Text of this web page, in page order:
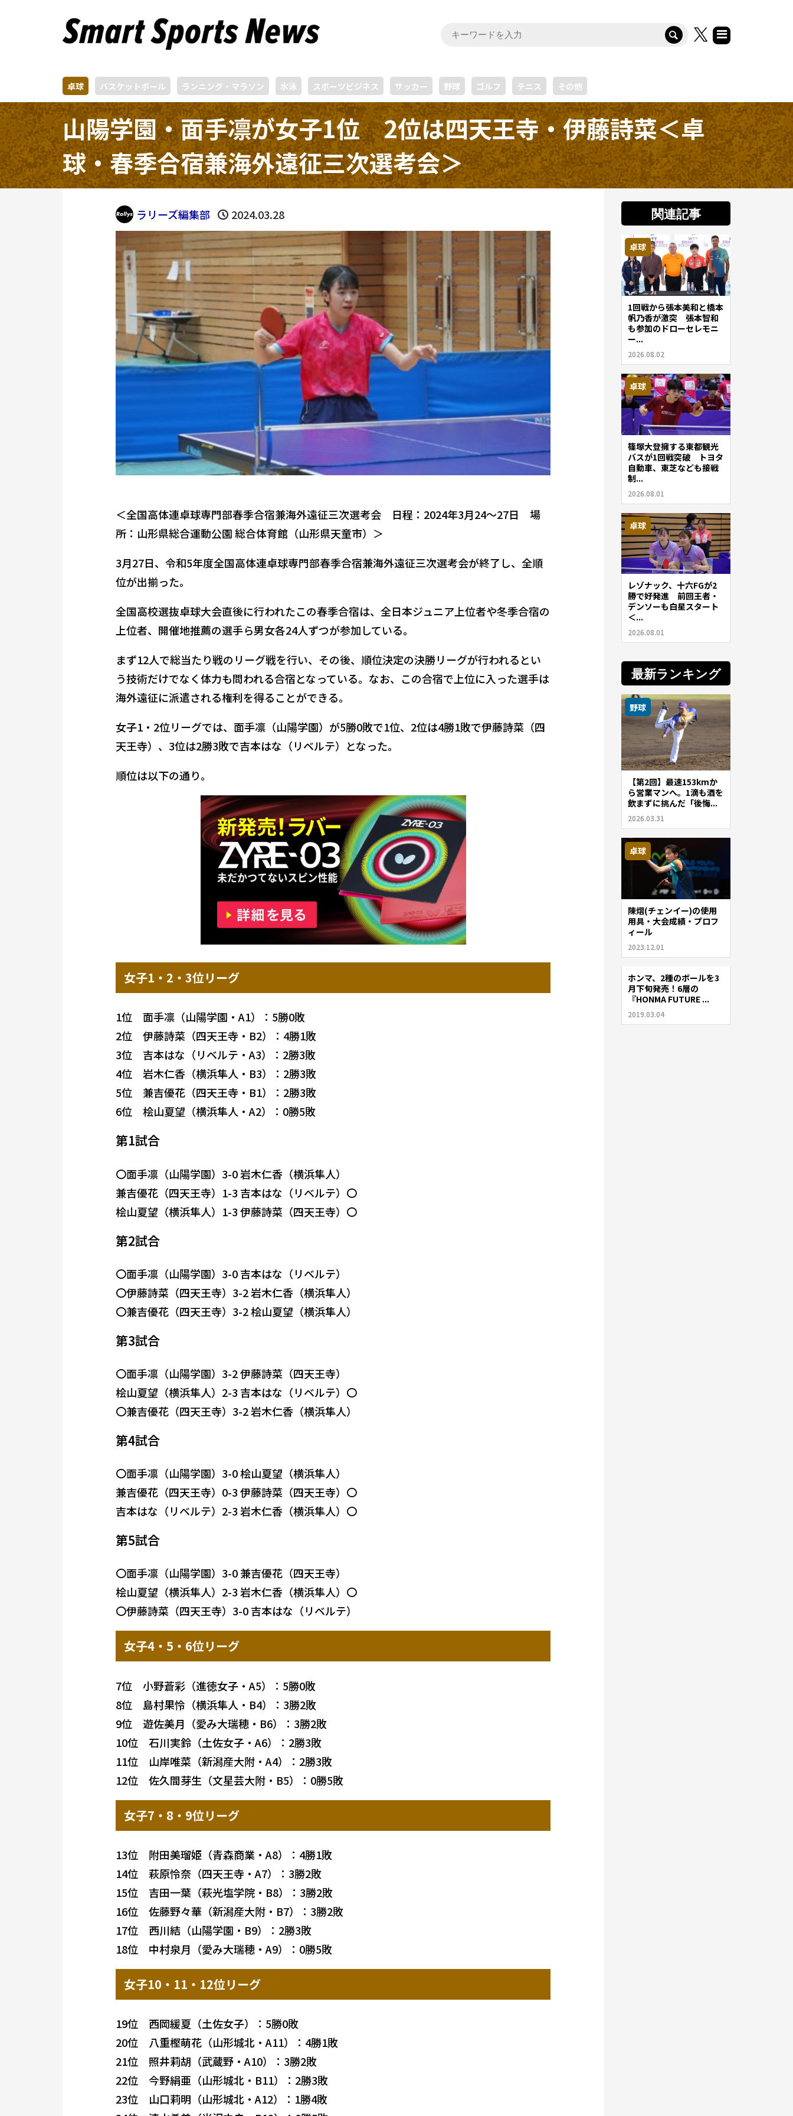
卓球 バスケットボール ランニング・マラソン 水泳 スポーツビジネス サッカー 野球 ゴルフ テニス その他
山陽学園・面手凛が女子1位 2位は四天王寺・伊藤詩菜＜卓
球・春季合宿兼海外遠征三次選考会＞
ラリーズ編集部 2024.03.28
＜全国高体連卓球専門部春季合宿兼海外遠征三次選考会 日程：2024年3月24～27日 場
所：山形県総合運動公園 総合体育館（山形県天童市）＞
3月27日、令和5年度全国高体連卓球専門部春季合宿兼海外遠征三次選考会が終了し、全順
位が出揃った。
全国高校選抜卓球大会直後に行われたこの春季合宿は、全日本ジュニア上位者や冬季合宿の
上位者、開催地推薦の選手ら男女各24人ずつが参加している。
まず12人で総当たり戦のリーグ戦を行い、その後、順位決定の決勝リーグが行われるとい
う技術だけでなく体力も問われる合宿となっている。なお、この合宿で上位に入った選手は
海外遠征に派遣される権利を得ることができる。
女子1・2位リーグでは、面手凛（山陽学園）が5勝0敗で1位、2位は4勝1敗で伊藤詩菜（四
天王寺）、3位は2勝3敗で吉本はな（リベルテ）となった。
順位は以下の通り。
女子1・2・3位リーグ
1位 面手凛（山陽学園・A1）：5勝0敗
2位 伊藤詩菜（四天王寺・B2）：4勝1敗
3位 吉本はな（リベルテ・A3）：2勝3敗
4位 岩木仁香（横浜隼人・B3）：2勝3敗
5位 兼吉優花（四天王寺・B1）：2勝3敗
6位 桧山夏望（横浜隼人・A2）：0勝5敗
第1試合
〇面手凛（山陽学園）3-0 岩木仁香（横浜隼人）
兼吉優花（四天王寺）1-3 吉本はな（リベルテ）〇
桧山夏望（横浜隼人）1-3 伊藤詩菜（四天王寺）〇
第2試合
〇面手凛（山陽学園）3-0 吉本はな（リベルテ）
〇伊藤詩菜（四天王寺）3-2 岩木仁香（横浜隼人）
〇兼吉優花（四天王寺）3-2 桧山夏望（横浜隼人）
第3試合
〇面手凛（山陽学園）3-2 伊藤詩菜（四天王寺）
桧山夏望（横浜隼人）2-3 吉本はな（リベルテ）〇
〇兼吉優花（四天王寺）3-2 岩木仁香（横浜隼人）
第4試合
〇面手凛（山陽学園）3-0 桧山夏望（横浜隼人）
兼吉優花（四天王寺）0-3 伊藤詩菜（四天王寺）〇
吉本はな（リベルテ）2-3 岩木仁香（横浜隼人）〇
第5試合
〇面手凛（山陽学園）3-0 兼吉優花（四天王寺）
桧山夏望（横浜隼人）2-3 岩木仁香（横浜隼人）〇
〇伊藤詩菜（四天王寺）3-0 吉本はな（リベルテ）
女子4・5・6位リーグ
7位 小野蒼彩（進徳女子・A5）：5勝0敗
8位 島村果怜（横浜隼人・B4）：3勝2敗
9位 遊佐美月（愛み大瑞穂・B6）：3勝2敗
10位 石川実鈴（土佐女子・A6）：2勝3敗
11位 山岸唯菜（新潟産大附・A4）：2勝3敗
12位 佐久間芽生（文星芸大附・B5）：0勝5敗
女子7・8・9位リーグ
13位 附田美瑠姫（青森商業・A8）：4勝1敗
14位 萩原怜奈（四天王寺・A7）：3勝2敗
15位 吉田一葉（萩光塩学院・B8）：3勝2敗
16位 佐藤野々華（新潟産大附・B7）：3勝2敗
17位 西川結（山陽学園・B9）：2勝3敗
18位 中村泉月（愛み大瑞穂・A9）：0勝5敗
女子10・11・12位リーグ
19位 西岡緩夏（土佐女子）：5勝0敗
20位 八重樫萌花（山形城北・A11）：4勝1敗
21位 照井莉胡（武蔵野・A10）：3勝2敗
22位 今野絹亜（山形城北・B11）：2勝3敗
23位 山口莉明（山形城北・A12）：1勝4敗
関連記事
卓球
1回戦から張本美和と橋本
帆乃香が激突 張本智和
も参加のドローセレモニ
ー...
2026.08.02
卓球
篠塚大登擁する東都観光
バスが1回戦突破 トヨタ
自動車、東芝なども接戦
制...
2026.08.01
卓球
レゾナック、十六FGが2
勝で好発進 前回王者・
デンソーも白星スタート
＜...
2026.08.01
最新ランキング
野球
【第2回】最速153kmか
ら営業マンへ。1滴も酒を
飲まずに挑んだ「後悔...
2026.03.31
卓球
陳熠(チェンイー)の使用
用具・大会成績・プロフ
ィール
2023.12.01
ゴルフ
ホンマ、2種のボールを3
月下旬発売！6層の
『HONMA FUTURE ...
2019.03.04